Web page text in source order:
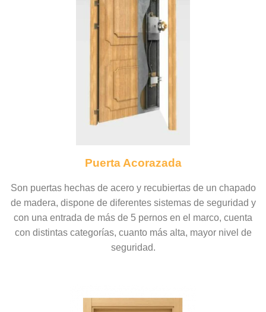
Puerta Acorazada
Son puertas hechas de acero y recubiertas de un chapado
de madera, dispone de diferentes sistemas de seguridad y
con una entrada de más de 5 pernos en el marco, cuenta
con distintas categorías, cuanto más alta, mayor nivel de
seguridad.